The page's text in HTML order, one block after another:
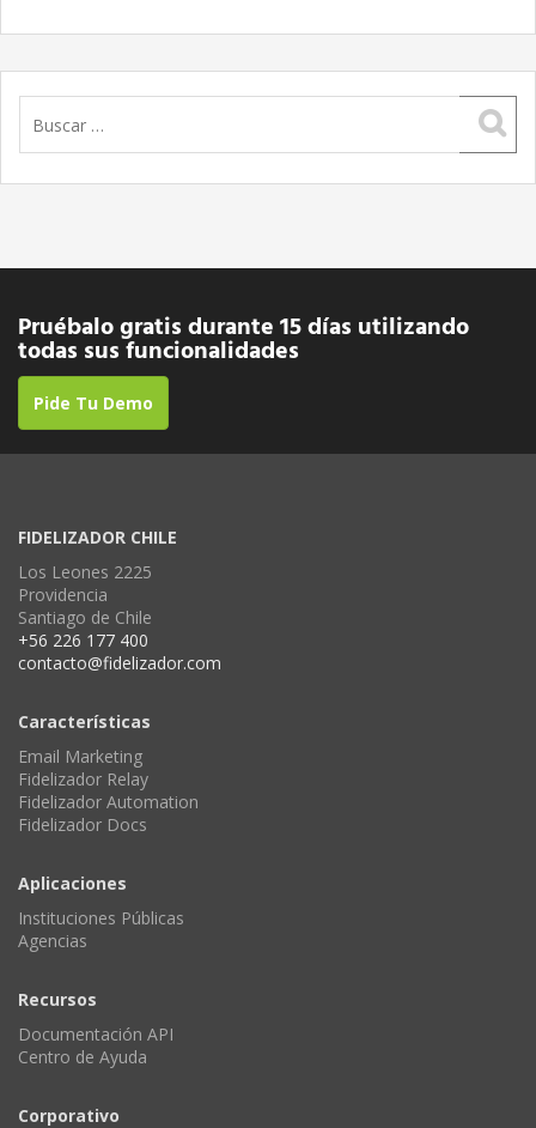
Pruébalo gratis durante 15 días utilizando
todas sus funcionalidades
Pide Tu Demo
FIDELIZADOR CHILE
Los Leones 2225
Providencia
Santiago de Chile
+56 226 177 400
contacto@fidelizador.com
Características
Email Marketing
Fidelizador Relay
Fidelizador Automation
Fidelizador Docs
Aplicaciones
Instituciones Públicas
Agencias
Recursos
Documentación API
Centro de Ayuda
Corporativo